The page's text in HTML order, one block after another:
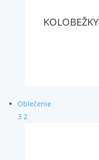
KOLOBEŽKY
Oblečenie
3 2